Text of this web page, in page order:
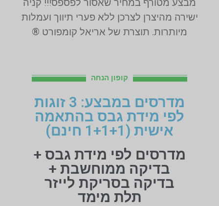
מבצע מטורף במחיר שאסור לפספס!!! קניה
ישירה מהיצרן לצרכן ללא פערי תיווך ועמלות
מיותרות. תוצרת של אריאל קומפורט ®
קופון הנחה
מדרסים במבצע: 3 זוגות
לפי מידת גבס בהתאמה
אישית (1+1+1 חינם)
מדרסים לפי מידת גבס +
בדיקה ממוחשבת +
בדיקה בסריקת לייזר
תלת מימד